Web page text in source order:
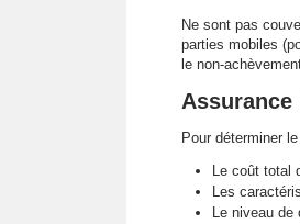
Ne sont pas
parties mobiles
le non-
Pour déterminer
Le coût total
Les
Le niveau